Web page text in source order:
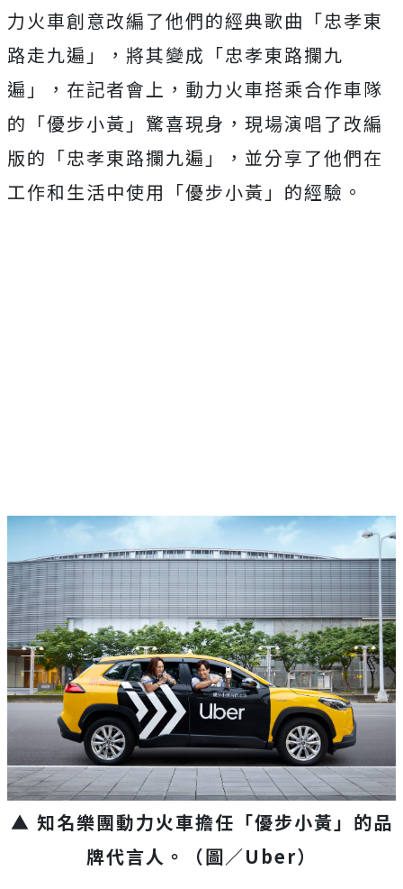
力火車創意改編了他們的經典歌曲「忠孝東
路走九遍」，將其變成「忠孝東路攔九
遍」，在記者會上，動力火車搭乘合作車隊
的「優步小黃」驚喜現身，現場演唱了改編
版的「忠孝東路攔九遍」，並分享了他們在
工作和生活中使用「優步小黃」的經驗。
▲ 知名樂團動力火車擔任「優步小黃」的品
牌代言人。（圖／Uber）